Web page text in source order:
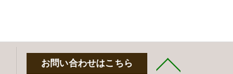
お問い合わせはこちら